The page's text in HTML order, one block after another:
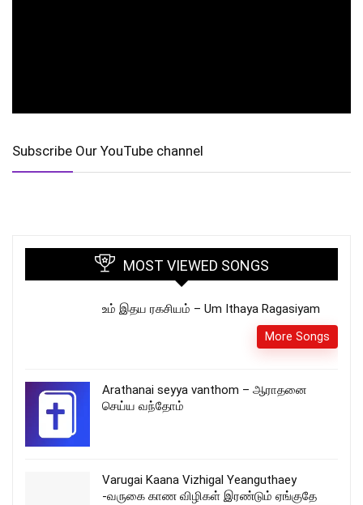
Subscribe Our YouTube channel
MOST VIEWED SONGS
உம் இதய ரகசியம் – Um Ithaya Ragasiyam
More Songs
Arathanai seyya vanthom – ஆராதனை
செய்ய வந்தோம்
Varugai Kaana Vizhigal Yeanguthaey
-வருகை காண விழிகள் இரண்டும் ஏங்குதே